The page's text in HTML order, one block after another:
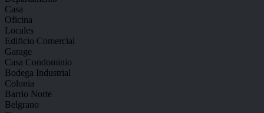
Casa
Oficina
Locales
Edificio Comercial
Garage
Casa Condominio
Bodega Industrial
Colonia
Barrio Norte
Belgrano